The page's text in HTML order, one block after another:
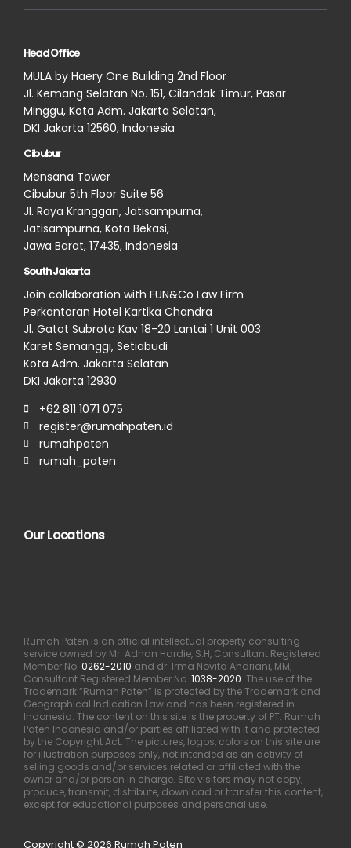
Our Locations
Rumah Paten is an official intellectual property consulting
service owned by Mr. Adnan Hardie, S.H, Consultant Registered
Member No. 0262-2010 and dr. Irma Novita Andriani, MM,
Consultant Registered Member No. 1038-2020. The use of the
Trademark “Rumah Paten” is protected by the Trademark and
Geographical Indication Law and has been registered in
Indonesia. The content on this site is the property of PT. Rumah
Paten Indonesia and/or parties affiliated with it and protected
by the Copyright Act. The pictures, logos, colors on this site are
for illustration purposes only, not intended as an activity of
selling goods and/or services related or affiliated with the
owner and/or person in charge. Site visitors may not copy,
produce, transmit, distribute, download or transfer this content,
except for educational purposes and personal use.
Copyright © 2026 Rumah Paten
Head Office
MULA by Haery One Building 2nd Floor
Jl. Kemang Selatan No. 151, Cilandak Timur, Pasar
Minggu, Kota Adm. Jakarta Selatan,
DKI Jakarta 12560, Indonesia
Cibubur
Mensana Tower
Cibubur 5th Floor Suite 56
Jl. Raya Kranggan, Jatisampurna,
Jatisampurna, Kota Bekasi,
Jawa Barat, 17435, Indonesia
South Jakarta
Join collaboration with FUN&Co Law Firm
Perkantoran Hotel Kartika Chandra
Jl. Gatot Subroto Kav 18-20 Lantai 1 Unit 003
Karet Semanggi, Setiabudi
Kota Adm. Jakarta Selatan
DKI Jakarta 12930
+62 811 1071 075
register@rumahpaten.id
rumahpaten
rumah_paten